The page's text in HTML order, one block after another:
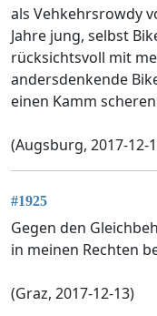
als Vehkehrsrowdy
Jahre jung, selbst
rücksichtsvoll mit
andersdenkende
einen Kamm
(Augsburg, 2017-12-
#1925
Gegen den
in meinen Rechten
(Graz, 2017-12-13)